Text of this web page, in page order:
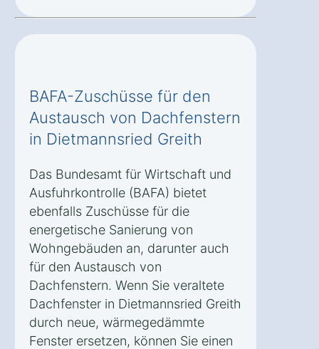
BAFA-Zuschüsse für den
Austausch von Dachfenstern
in Dietmannsried Greith
Das Bundesamt für Wirtschaft und
Ausfuhrkontrolle (BAFA) bietet
ebenfalls Zuschüsse für die
energetische Sanierung von
Wohngebäuden an, darunter auch
für den Austausch von
Dachfenstern. Wenn Sie veraltete
Dachfenster in Dietmannsried Greith
durch neue, wärmegedämmte
Fenster ersetzen, können Sie einen